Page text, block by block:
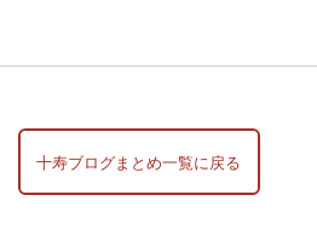
十寿ブログまとめ一覧に戻る